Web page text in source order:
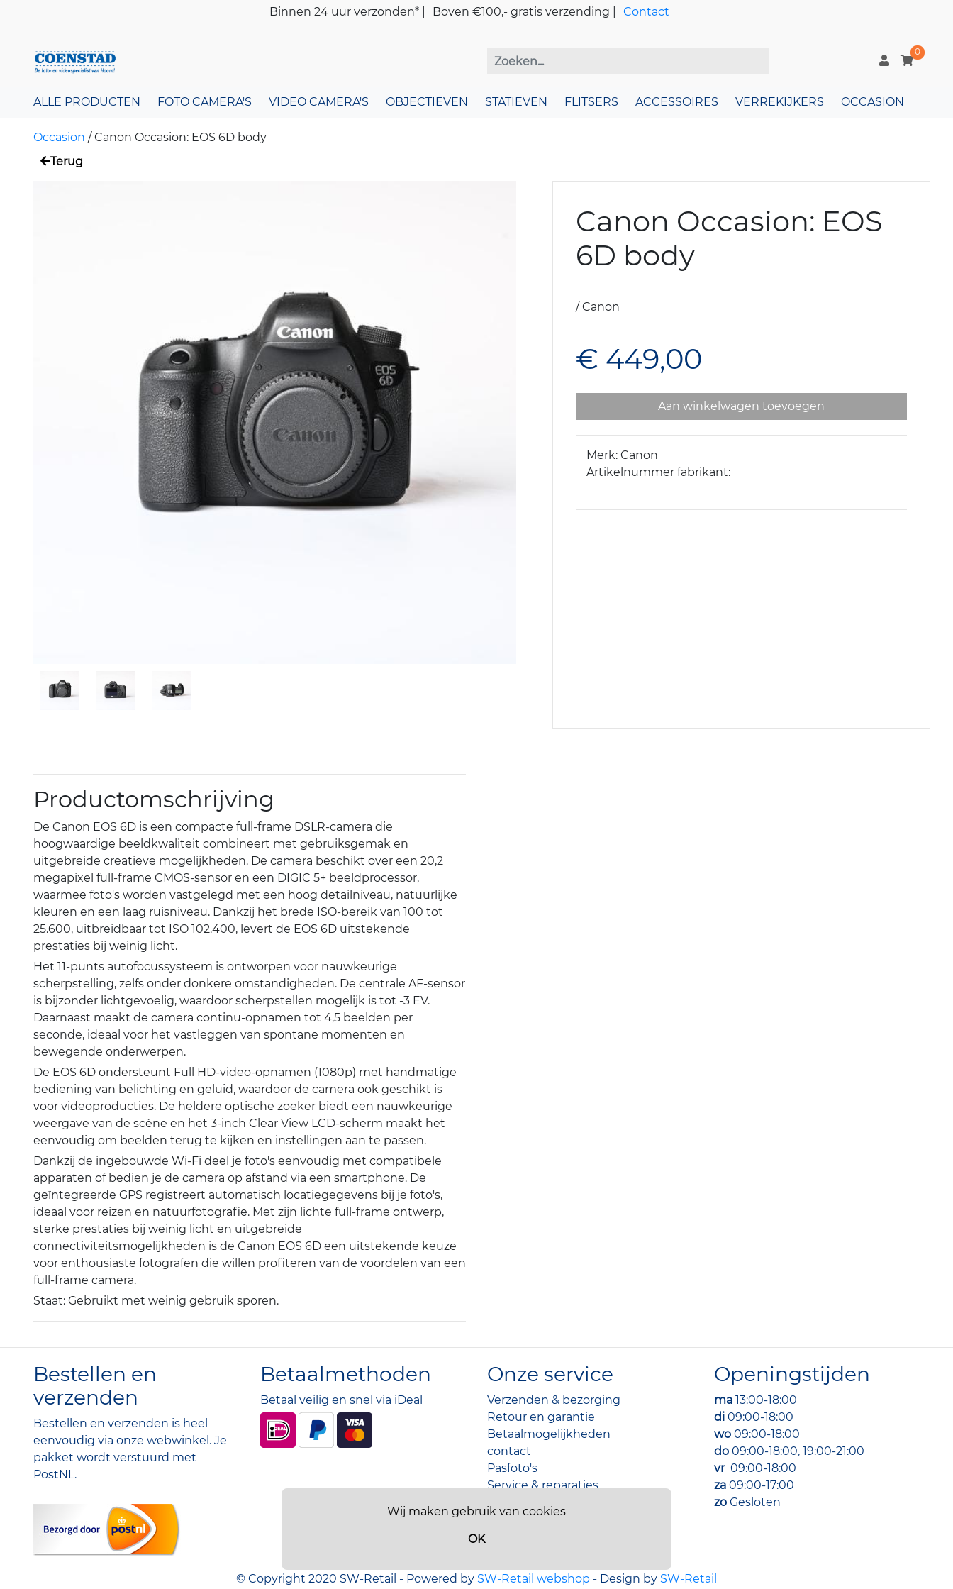
Wij maken gebruik van cookies
OK
Binnen 24 uur verzonden* | Boven €100,- gratis verzending | Contact
0
ALLE PRODUCTEN FOTO CAMERA'S VIDEO CAMERA'S OBJECTIEVEN STATIEVEN FLITSERS ACCESSOIRES VERREKIJKERS OCCASION
Occasion /Canon Occasion: EOS 6D body
Terug
Canon Occasion: EOS
6D body
/ Canon
€ 449,00
Aan winkelwagen toevoegen
Merk: Canon
Artikelnummer fabrikant:
Productomschrijving
De Canon EOS 6D is een compacte full-frame DSLR-camera die
hoogwaardige beeldkwaliteit combineert met gebruiksgemak en
uitgebreide creatieve mogelijkheden. De camera beschikt over een 20,2
megapixel full-frame CMOS-sensor en een DIGIC 5+ beeldprocessor,
waarmee foto's worden vastgelegd met een hoog detailniveau, natuurlijke
kleuren en een laag ruisniveau. Dankzij het brede ISO-bereik van 100 tot
25.600, uitbreidbaar tot ISO 102.400, levert de EOS 6D uitstekende
prestaties bij weinig licht.
Het 11-punts autofocussysteem is ontworpen voor nauwkeurige
scherpstelling, zelfs onder donkere omstandigheden. De centrale AF-sensor
is bijzonder lichtgevoelig, waardoor scherpstellen mogelijk is tot -3 EV.
Daarnaast maakt de camera continu-opnamen tot 4,5 beelden per
seconde, ideaal voor het vastleggen van spontane momenten en
bewegende onderwerpen.
De EOS 6D ondersteunt Full HD-video-opnamen (1080p) met handmatige
bediening van belichting en geluid, waardoor de camera ook geschikt is
voor videoproducties. De heldere optische zoeker biedt een nauwkeurige
weergave van de scène en het 3-inch Clear View LCD-scherm maakt het
eenvoudig om beelden terug te kijken en instellingen aan te passen.
Dankzij de ingebouwde Wi-Fi deel je foto's eenvoudig met compatibele
apparaten of bedien je de camera op afstand via een smartphone. De
geïntegreerde GPS registreert automatisch locatiegegevens bij je foto's,
ideaal voor reizen en natuurfotografie. Met zijn lichte full-frame ontwerp,
sterke prestaties bij weinig licht en uitgebreide
connectiviteitsmogelijkheden is de Canon EOS 6D een uitstekende keuze
voor enthousiaste fotografen die willen profiteren van de voordelen van een
full-frame camera.
Staat: Gebruikt met weinig gebruik sporen.
Bestellen en
verzenden
Bestellen en verzenden is heel
eenvoudig via onze webwinkel. Je
pakket wordt verstuurd met
PostNL.
Betaalmethoden
Betaal veilig en snel via iDeal
Onze service
Verzenden & bezorging
Retour en garantie
Betaalmogelijkheden
contact
Pasfoto's
Service & reparaties
Acties
Openingstijden
ma 13:00-18:00
di 09:00-18:00
wo 09:00-18:00
do 09:00-18:00, 19:00-21:00
vr 09:00-18:00
za 09:00-17:00
zo Gesloten
© Copyright 2020 SW-Retail - Powered by SW-Retail webshop - Design by SW-Retail